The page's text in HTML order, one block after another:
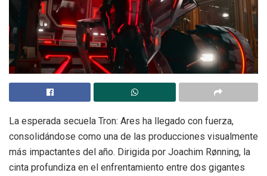
La esperada secuela Tron: Ares ha llegado con fuerza,
consolidándose como una de las producciones visualmente
más impactantes del año. Dirigida por Joachim Rønning, la
cinta profundiza en el enfrentamiento entre dos gigantes